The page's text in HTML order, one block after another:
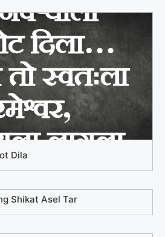
Dila
Shikat Asel Tar